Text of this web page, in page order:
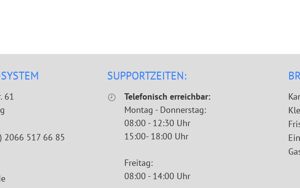
61
2066 517 66 85
SUPPORTZEITEN:
Telefonisch erreichbar:
Montag - Donnerstag:
08:00 - 12:30 Uhr
15:00- 18:00 Uhr
Freitag:
08:00 - 14:00 Uhr